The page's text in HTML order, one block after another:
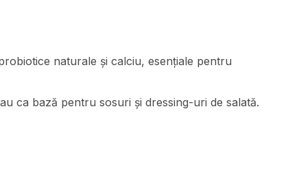
naturale și calciu, esențiale pentru
ca bază pentru sosuri și dressing-uri de salată.